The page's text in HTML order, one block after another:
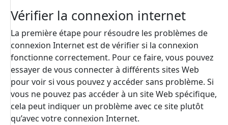
Vérifier la connexion internet
La première étape pour résoudre les problèmes de
connexion Internet est de vérifier si la connexion
fonctionne correctement. Pour ce faire, vous pouvez
essayer de vous connecter à différents sites Web
pour voir si vous pouvez y accéder sans problème. Si
vous ne pouvez pas accéder à un site Web spécifique,
cela peut indiquer un problème avec ce site plutôt
qu’avec votre connexion Internet.